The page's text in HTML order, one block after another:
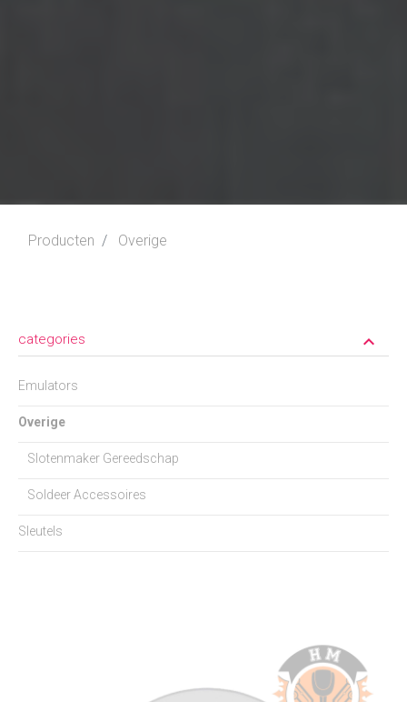
Producten Overige
categories keyboard_arrow_down
Emulators
Overige
Slotenmaker Gereedschap
Soldeer Accessoires
Sleutels